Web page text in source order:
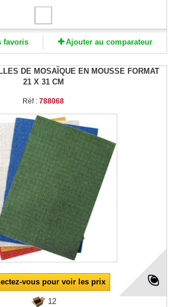
favoris Ajouter au comparateur
DE MOSAÏQUE EN MOUSSE FORMAT
21 X 31 CM
Réf : 788068
vous pour voir les prix
12